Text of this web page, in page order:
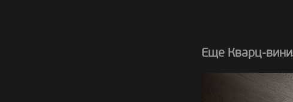
Еще Кварц-